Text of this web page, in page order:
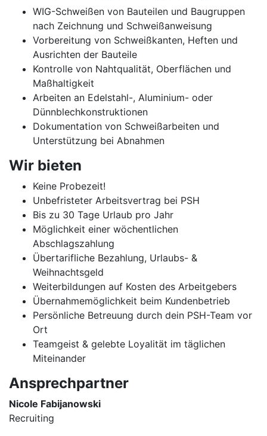
WIG-Schweißen von Bauteilen und Baugruppen
nach Zeichnung und Schweißanweisung
Vorbereitung von Schweißkanten, Heften und
Ausrichten der Bauteile
Kontrolle von Nahtqualität, Oberflächen und
Maßhaltigkeit
Arbeiten an Edelstahl-, Aluminium- oder
Dünnblechkonstruktionen
Dokumentation von Schweißarbeiten und
Unterstützung bei Abnahmen
Wir bieten
Keine Probezeit!
Unbefristeter Arbeitsvertrag bei PSH
Bis zu 30 Tage Urlaub pro Jahr
Möglichkeit einer wöchentlichen
Abschlagszahlung
Übertarifliche Bezahlung, Urlaubs- &
Weihnachtsgeld
Weiterbildungen auf Kosten des Arbeitgebers
Übernahmemöglichkeit beim Kundenbetrieb
Persönliche Betreuung durch dein PSH-Team vor
Ort
Teamgeist & gelebte Loyalität im täglichen
Miteinander
Ansprechpartner
Nicole Fabijanowski
Recruiting